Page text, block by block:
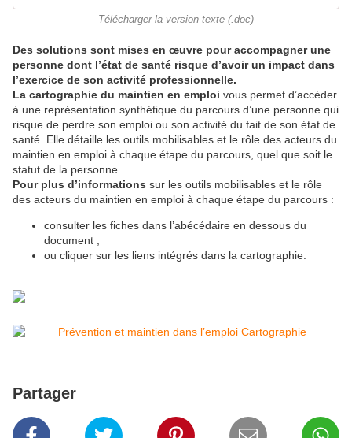
Télécharger la version texte (.doc)
Des solutions sont mises en œuvre pour accompagner une
personne dont l’état de santé risque d’avoir un impact dans
l’exercice de son activité professionnelle.
La cartographie du maintien en emploi vous permet d’accéder
à une représentation synthétique du parcours d’une personne qui
risque de perdre son emploi ou son activité du fait de son état de
santé. Elle détaille les outils mobilisables et le rôle des acteurs du
maintien en emploi à chaque étape du parcours, quel que soit le
statut de la personne.
Pour plus d’informations sur les outils mobilisables et le rôle
des acteurs du maintien en emploi à chaque étape du parcours :
consulter les fiches dans l’abécédaire en dessous du
document ;
ou cliquer sur les liens intégrés dans la cartographie.
Partager